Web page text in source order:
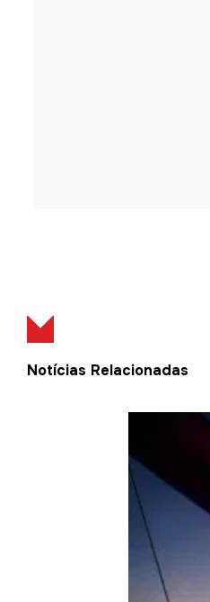
Notícias Relacionadas